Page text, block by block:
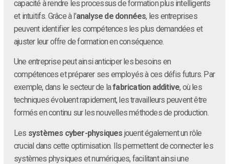
capacité à rendre les processus de formation plus intelligents
et intuitifs. Grâce à l’analyse de données, les entreprises
peuvent identifier les compétences les plus demandées et
ajuster leur offre de formation en conséquence.
Une entreprise peut ainsi anticiper les besoins en
compétences et préparer ses employés à ces défis futurs. Par
exemple, dans le secteur de lafabrication additive, où les
techniques évoluent rapidement, les travailleurs peuvent être
formés en continu sur les nouvelles méthodes de production.
Les systèmes cyber-physiques jouent également un rôle
crucial dans cette optimisation. Ils permettent de connecter les
systèmes physiques et numériques, facilitant ainsi une